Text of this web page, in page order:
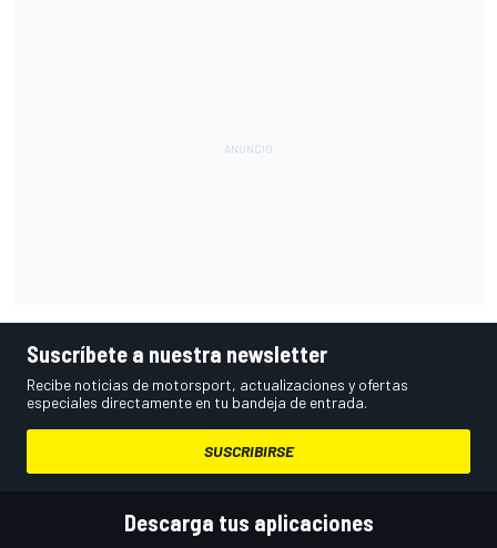
Suscríbete a nuestra newsletter
Recibe noticias de motorsport, actualizaciones y ofertas
especiales directamente en tu bandeja de entrada.
SUSCRIBIRSE
Descarga tus aplicaciones